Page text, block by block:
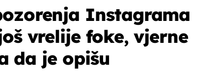
Instagrama
vrelije foke, vjerne
da je opišu